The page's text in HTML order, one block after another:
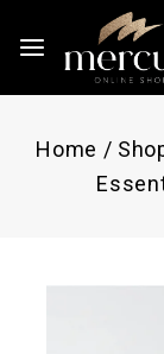
Home /